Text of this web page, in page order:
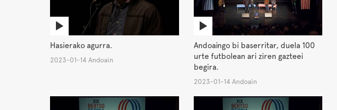
Hasierako agurra.
2023-01-14 Andoain
Andoaingo bi baserritar, duela 100
urte futbolean ari ziren gazteei
begira.
2023-01-14 Andoain